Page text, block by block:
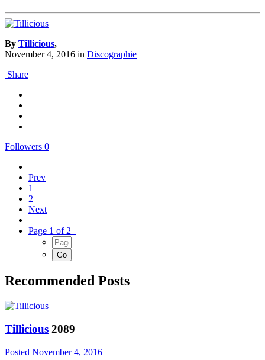
By Tillicious,
November 4, 2016 in Discographie
Share
Followers 0
Prev
1
2
Next
Page 1 of 2
Recommended Posts
Tillicious 2089
Posted November 4, 2016